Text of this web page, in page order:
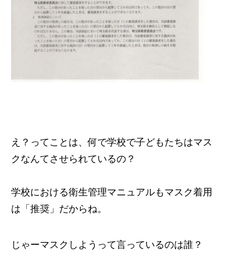
え？ってことは、何で学校で子どもたちはマス
クなんてさせられているの？
学校における衛生管理マニュアルもマスク着用
は「推奨」だからね。
じゃーマスクしようって言っているのは誰？